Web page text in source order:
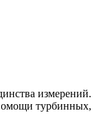
измерений.
турбинных,